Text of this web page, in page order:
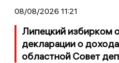
08/08/2026 11:21
Липецкий избирком
декларации о
областной Совет